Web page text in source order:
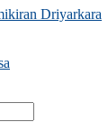
Driyarkara